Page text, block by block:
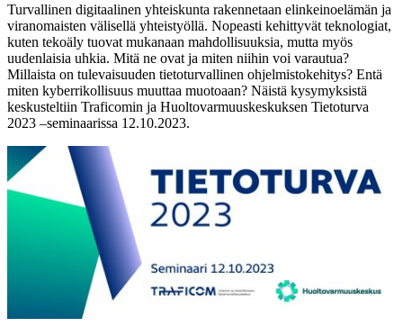
Turvallinen digitaalinen yhteiskunta rakennetaan elinkeinoelämän ja
viranomaisten välisellä yhteistyöllä. Nopeasti kehittyvät teknologiat,
kuten tekoäly tuovat mukanaan mahdollisuuksia, mutta myös
uudenlaisia uhkia. Mitä ne ovat ja miten niihin voi varautua?
Millaista on tulevaisuuden tietoturvallinen ohjelmistokehitys? Entä
miten kyberrikollisuus muuttaa muotoaan? Näistä kysymyksistä
keskusteltiin Traficomin ja Huoltovarmuuskeskuksen Tietoturva
2023 –seminaarissa 12.10.2023.